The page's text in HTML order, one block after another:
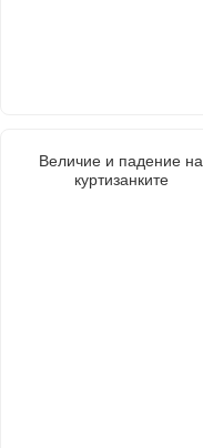
Величие и падение на
куртизанките